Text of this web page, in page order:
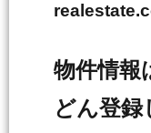
物件情
どん登録